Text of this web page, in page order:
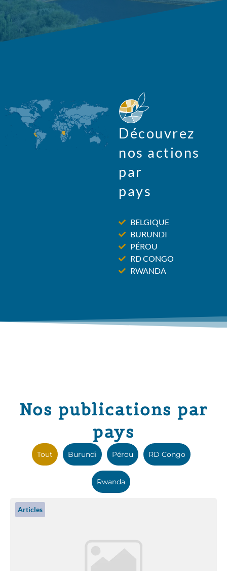
Découvrez
nos actions
par
pays
BELGIQUE
BURUNDI
PÉROU
RD CONGO
RWANDA
Nos publications par
pays
Tout Burundi Pérou RD Congo
Rwanda
Articles